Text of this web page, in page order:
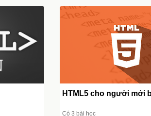
HTML5 cho người mới
Có 3 bài học